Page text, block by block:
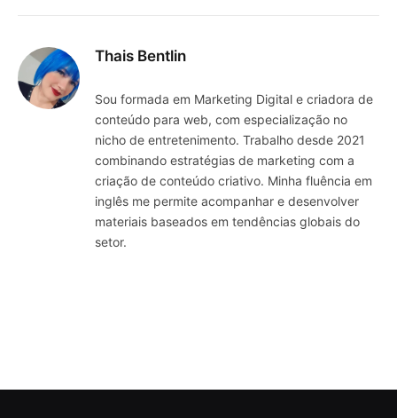
Thais Bentlin
Sou formada em Marketing Digital e criadora de
conteúdo para web, com especialização no
nicho de entretenimento. Trabalho desde 2021
combinando estratégias de marketing com a
criação de conteúdo criativo. Minha fluência em
inglês me permite acompanhar e desenvolver
materiais baseados em tendências globais do
setor.